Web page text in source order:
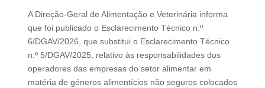
A Direção-Geral de Alimentação e Veterinária informa
que foi publicado o Esclarecimento Técnico n.º
6/DGAV/2026, que substitui o Esclarecimento Técnico
n.º 5/DGAV/2025, relativo às responsabilidades dos
operadores das empresas do setor alimentar em
matéria de géneros alimentícios não seguros colocados